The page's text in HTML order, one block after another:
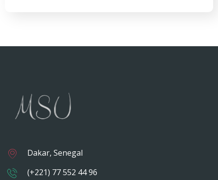
Dakar, Senegal
(+221) 77 552 44 96